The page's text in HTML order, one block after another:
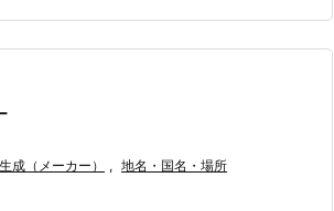
生成（メーカー） , 地名・国名・場所